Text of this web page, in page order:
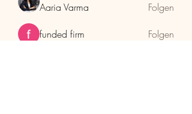
Aaria Varma
Folgen
funded firm Folgen